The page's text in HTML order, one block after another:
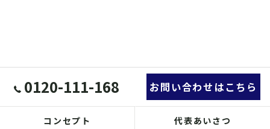
0120-111-168 お問い合わせはこちら
コンセプト 代表あいさつ